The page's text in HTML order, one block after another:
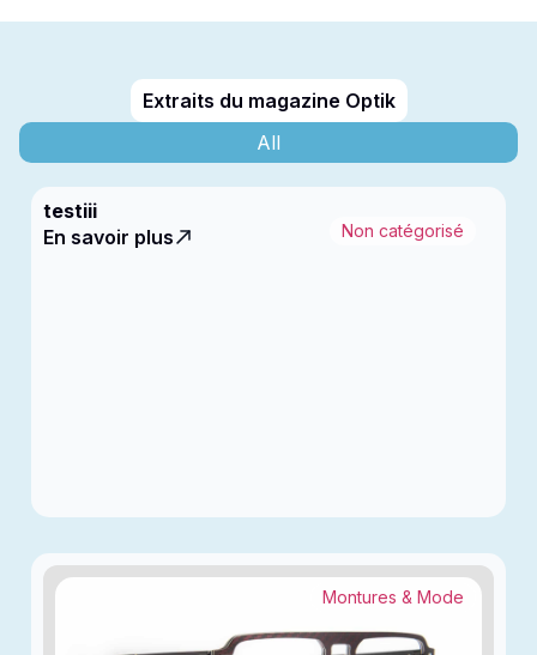
Extraits du magazine Optik
All
testiii
Non catégorisé
En savoir plus
Montures & Mode